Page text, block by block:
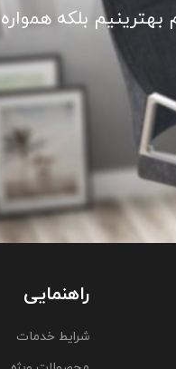
بلکه همواره
راهنمایی
شرایط خدمات